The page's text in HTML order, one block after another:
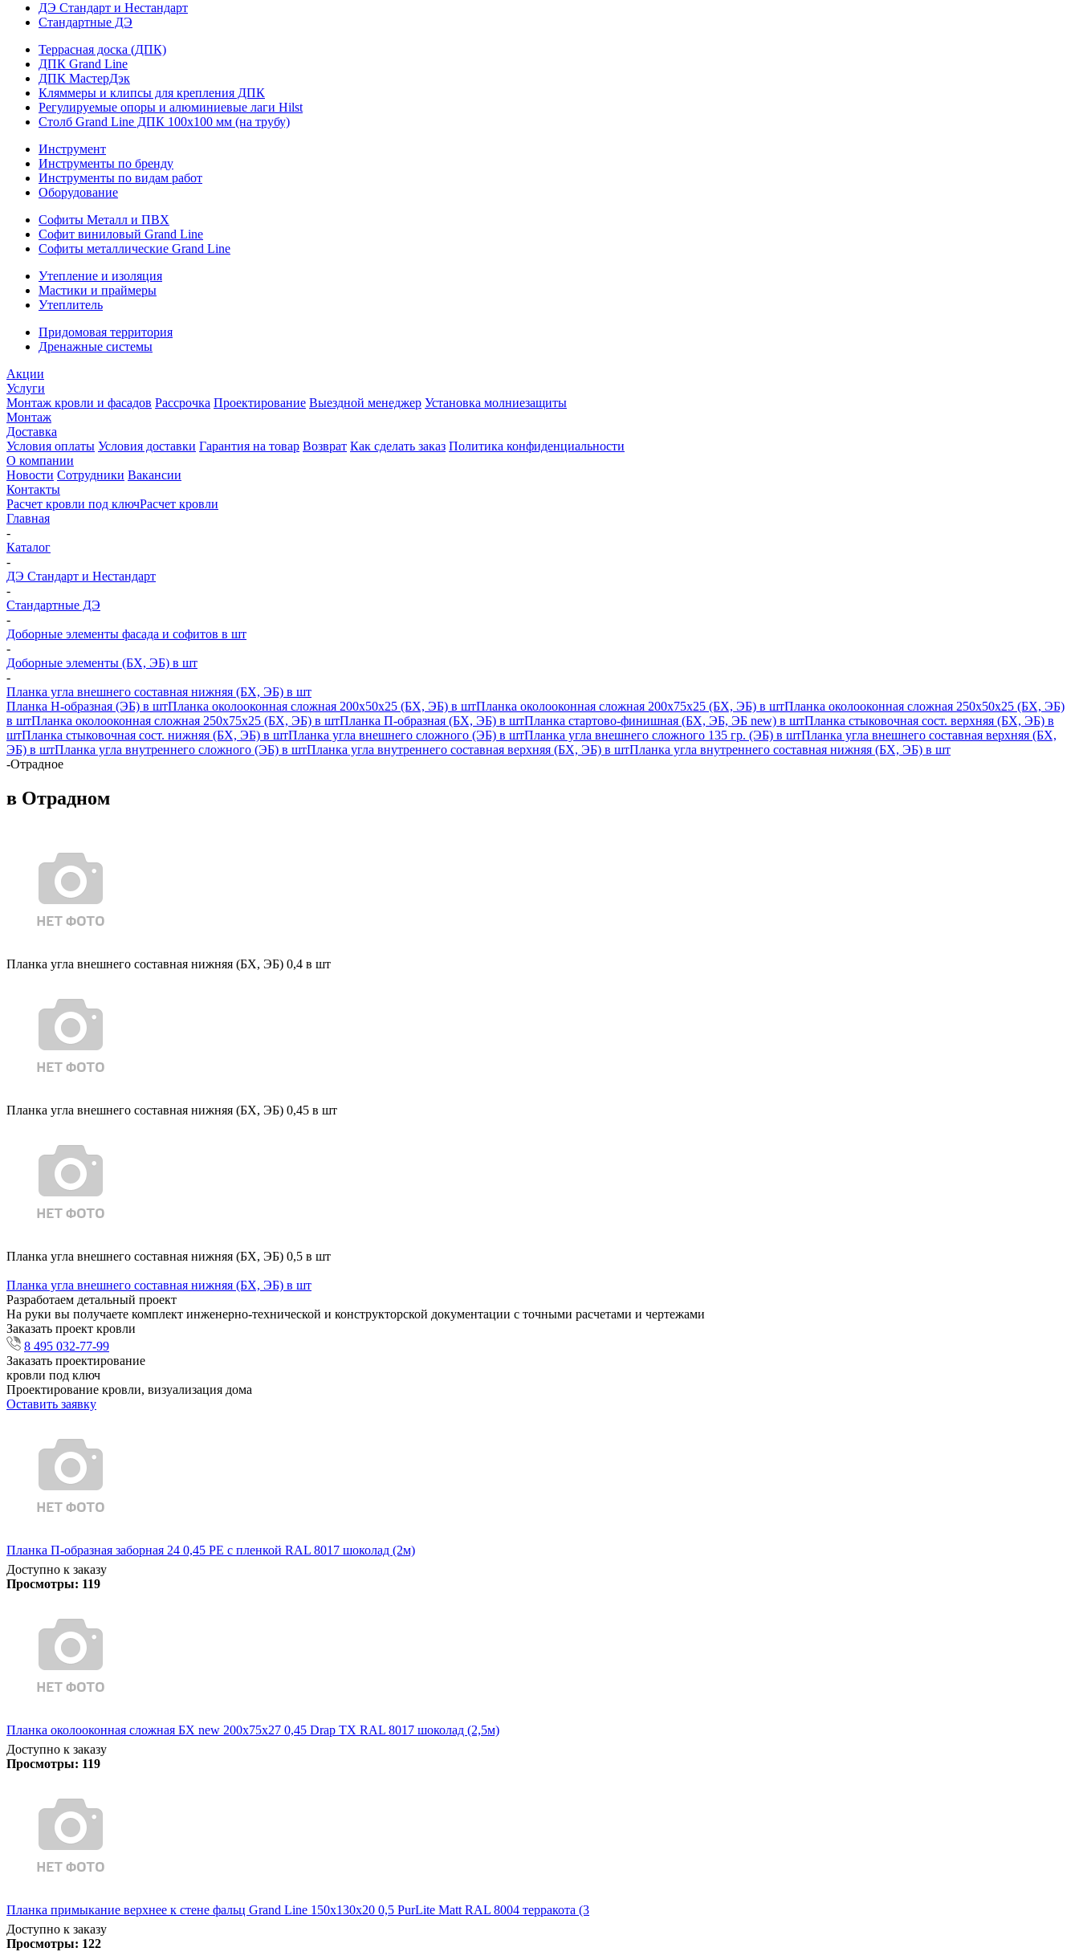
ДЭ Стандарт и Нестандарт
Стандартные ДЭ
Террасная доска (ДПК)
ДПК Grand Line
ДПК МастерДэк
Кляммеры и клипсы для крепления ДПК
Регулируемые опоры и алюминиевые лаги Hilst
Столб Grand Line ДПК 100х100 мм (на трубу)
Инструмент
Инструменты по бренду
Инструменты по видам работ
Оборудование
Софиты Металл и ПВХ
Софит виниловый Grand Line
Софиты металлические Grand Line
Утепление и изоляция
Мастики и праймеры
Утеплитель
Придомовая территория
Дренажные системы
Акции
Услуги
Монтаж кровли и фасадов Рассрочка Проектирование Выездной менеджер Установка молниезащиты
Монтаж
Доставка
Условия оплаты Условия доставки Гарантия на товар Возврат Как сделать заказ Политика конфиденциальности
О компании
Новости Сотрудники Вакансии
Контакты
Расчет кровли под ключРасчет кровли
Главная
-
Каталог
-
ДЭ Стандарт и Нестандарт
-
Стандартные ДЭ
-
Доборные элементы фасада и софитов в шт
-
Доборные элементы (БХ, ЭБ) в шт
-
Планка угла внешнего составная нижняя (БХ, ЭБ) в шт
Планка H-образная (ЭБ) в штПланка околооконная сложная 200х50х25 (БХ, ЭБ) в штПланка околооконная сложная 200х75х25 (БХ, ЭБ) в штПланка околооконная сложная 250х50х25 (БХ, ЭБ)
в штПланка околооконная сложная 250х75х25 (БХ, ЭБ) в штПланка П-образная (БХ, ЭБ) в штПланка стартово-финишная (БХ, ЭБ, ЭБ new) в штПланка стыковочная сост. верхняя (БХ, ЭБ) в
штПланка стыковочная сост. нижняя (БХ, ЭБ) в штПланка угла внешнего сложного (ЭБ) в штПланка угла внешнего сложного 135 гр. (ЭБ) в штПланка угла внешнего составная верхняя (БХ,
ЭБ) в штПланка угла внутреннего сложного (ЭБ) в штПланка угла внутреннего составная верхняя (БХ, ЭБ) в штПланка угла внутреннего составная нижняя (БХ, ЭБ) в шт
-Отрадное
в Отрадном
Планка угла внешнего составная нижняя (БХ, ЭБ) 0,4 в шт
Планка угла внешнего составная нижняя (БХ, ЭБ) 0,45 в шт
Планка угла внешнего составная нижняя (БХ, ЭБ) 0,5 в шт
Планка угла внешнего составная нижняя (БХ, ЭБ) в шт
Разработаем детальный проект
На руки вы получаете комплект инженерно-технической и конструкторской документации с точными расчетами и чертежами
Заказать проект кровли
8 495 032-77-99
Заказать проектирование
кровли под ключ
Проектирование кровли, визуализация дома
Оставить заявку
Планка П-образная заборная 24 0,45 PE с пленкой RAL 8017 шоколад (2м)
Доступно к заказу
Просмотры: 119
Планка околооконная сложная БХ new 200х75х27 0,45 Drap TX RAL 8017 шоколад (2,5м)
Доступно к заказу
Просмотры: 119
Планка примыкание верхнее к стене фальц Grand Line 150х130х20 0,5 PurLite Matt RAL 8004 терракота (3
Доступно к заказу
Просмотры: 122